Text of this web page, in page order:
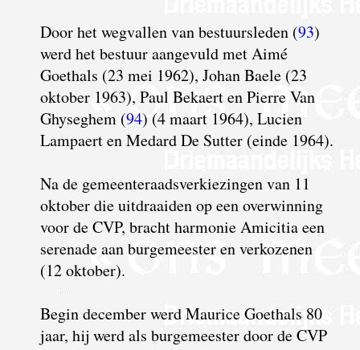
Doorhet wegvallen van bestuursleden (93)
werd het bestuur aangevuld met Aimé
Goethals (23 mei 1962), Johan Baele (23
oktober 1963), Paul Bekaert en Pierre Van
Ghyseghem (94) (4 maart 1964), Lucien
Lampaert en Medard De Sutter (einde 1964).
Na de gemeenteraadsverkiezingen van 11
oktober die uitdraaiden op een overwinning
voor de CVP, bracht harmonie Amicitia een
serenade aan burgemeester en verkozenen
(12 oktober).
Begin december werd Maurice Goethals 80
jaar, hij werd als burgemeester door de CVP